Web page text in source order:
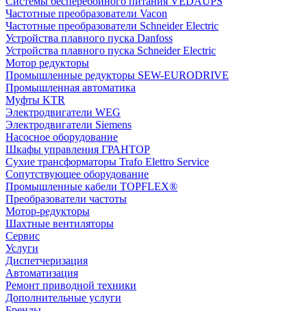
Частотные преобразователи Vacon
Частотные преобразователи Schneider Electric
Устройства плавного пуска Danfoss
Устройства плавного пуска Schneider Electric
Мотор редукторы
Промышленные редукторы SEW-EURODRIVE
Промышленная автоматика
Муфты KTR
Электродвигатели WEG
Электродвигатели Siemens
Насосное оборудование
Шкафы управления ГРАНТОР
Сухие трансформаторы Trafo Elettro Service
Сопутствующее оборудование
Промышленные кабели TOPFLEX®
Преобразователи частоты
Мотор-редукторы
Шахтные вентиляторы
Сервис
Услуги
Диспетчеризация
Автоматизация
Ремонт приводной техники
Дополнительные услуги